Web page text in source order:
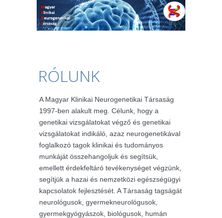
RÓLUNK
A Magyar Klinikai Neurogenetikai Társaság
1997-ben alakult meg. Célunk, hogy a
genetikai vizsgálatokat végző és genetikai
vizsgálatokat indikáló, azaz neurogenetikával
foglalkozó tagok klinikai és tudományos
munkáját összehangoljuk és segítsük,
emellett érdekfeltáró tevékenységet végzünk,
segítjük a hazai és nemzetközi egészségügyi
kapcsolatok fejlesztését. A Társaság tagságát
neurológusok, gyermekneurológusok,
gyermekgyógyászok, biológusok, humán